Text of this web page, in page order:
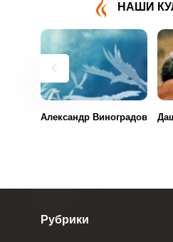
НАШИ
Александр Виноградов
Рубрики